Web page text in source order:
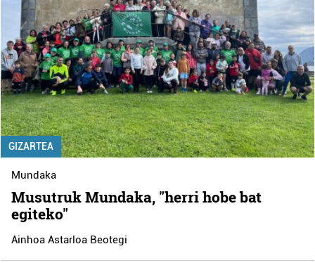
GIZARTEA
Mundaka
Musutruk Mundaka, "herri hobe bat
egiteko"
Ainhoa Astarloa Beotegi